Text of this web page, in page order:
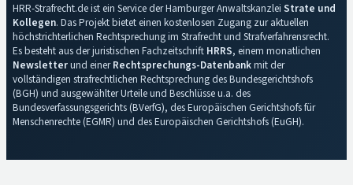
HRR-Strafrecht.de ist ein Service der Hamburger Anwaltskanzlei Strate und
Kollegen. Das Projekt bietet einen kostenlosen Zugang zur aktuellen
höchstrichterlichen Rechtsprechung im Strafrecht und Strafverfahrensrecht.
Es besteht aus der juristischen Fachzeitschrift HRRS, einem monatlichen
Newsletterund einerRechtsprechungs-Datenbankmit der
vollständigen strafrechtlichen Rechtsprechung des Bundesgerichtshofs
(BGH) und ausgewählter Urteile und Beschlüsse u.a. des
Bundesverfassungsgerichts (BVerfG), des Europäischen Gerichtshofs für
Menschenrechte (EGMR) und des Europäischen Gerichtshofs (EuGH).